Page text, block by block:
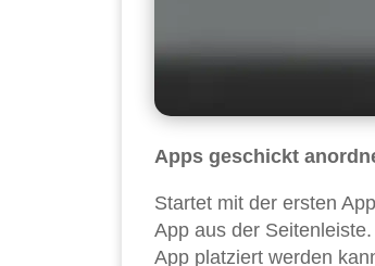
Apps geschickt
Startet mit der ersten
App aus der
App platziert werden